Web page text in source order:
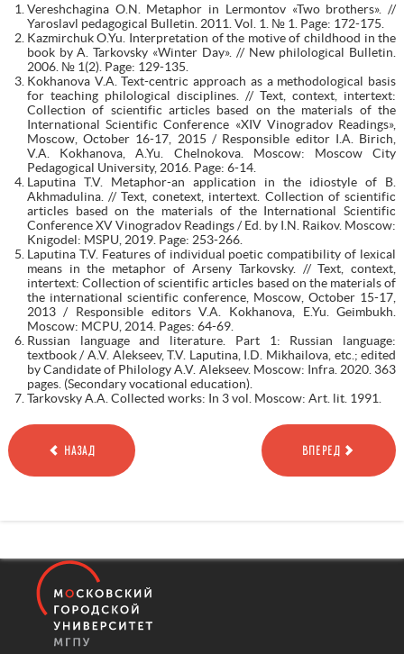
Vereshchagina O.N. Metaphor in Lermontov «Two brothers». //
Yaroslavl pedagogical Bulletin. 2011. Vol. 1. № 1. Page: 172-175.
Kazmirchuk O.Yu. Interpretation of the motive of childhood in the
book by A. Tarkovsky «Winter Day». // New philological Bulletin.
2006. № 1(2). Page: 129-135.
Kokhanova V.A. Text-centric approach as a methodological basis
for teaching philological disciplines. // Text, context, intertext:
Collection of scientific articles based on the materials of the
International Scientific Conference «XIV Vinogradov Readings»,
Moscow, October 16-17, 2015 / Responsible editor I.A. Birich,
V.A. Kokhanova, A.Yu. Chelnokova. Moscow: Moscow City
Pedagogical University, 2016. Page: 6-14.
Laputina T.V. Metaphor-an application in the idiostyle of B.
Akhmadulina. // Text, conetext, intertext. Collection of scientific
articles based on the materials of the International Scientific
Conference XV Vinogradov Readings / Ed. by I.N. Raikov. Moscow:
Knigodel: MSPU, 2019. Page: 253-266.
Laputina T.V. Features of individual poetic compatibility of lexical
means in the metaphor of Arseny Tarkovsky. // Text, context,
intertext: Collection of scientific articles based on the materials of
the international scientific conference, Moscow, October 15-17,
2013 / Responsible editors V.A. Kokhanova, E.Yu. Geimbukh.
Moscow: MCPU, 2014. Pages: 64-69.
Russian language and literature. Part 1: Russian language:
textbook / A.V. Alekseev, T.V. Laputina, I.D. Mikhailova, etc.; edited
by Candidate of Philology A.V. Alekseev. Moscow: Infra. 2020. 363
pages. (Secondary vocational education).
Tarkovsky A.A. Collected works: In 3 vol. Moscow: Art. lit. 1991.
НАЗАД ВПЕРЕД